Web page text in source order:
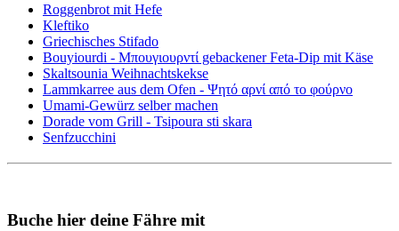
Roggenbrot mit Hefe
Kleftiko
Griechisches Stifado
Bouyiourdi - Μπουγιουρντί gebackener Feta-Dip mit Käse
Skaltsounia Weihnachtskekse
Lammkarree aus dem Ofen - Ψητό αρνί από το φούρνο
Umami-Gewürz selber machen
Dorade vom Grill - Tsipoura sti skara
Senfzucchini
Buche hier deine Fähre mit